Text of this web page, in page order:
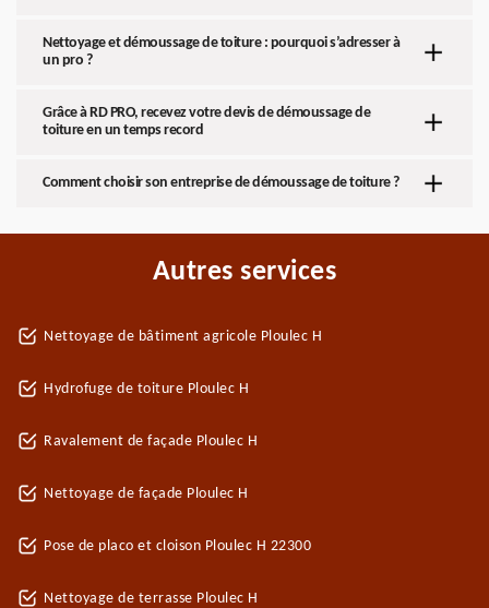
Nettoyage et démoussage de toiture : pourquoi s’adresser à
un pro ?
Grâce à RD PRO, recevez votre devis de démoussage de
toiture en un temps record
Comment choisir son entreprise de démoussage de toiture ?
Autres services
Nettoyage de bâtiment agricole Ploulec H
Hydrofuge de toiture Ploulec H
Ravalement de façade Ploulec H
Nettoyage de façade Ploulec H
Pose de placo et cloison Ploulec H 22300
Nettoyage de terrasse Ploulec H